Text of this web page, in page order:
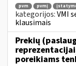
pvm pvmį
kategorijos:VMI
klausimais
Prekių
poreikiams